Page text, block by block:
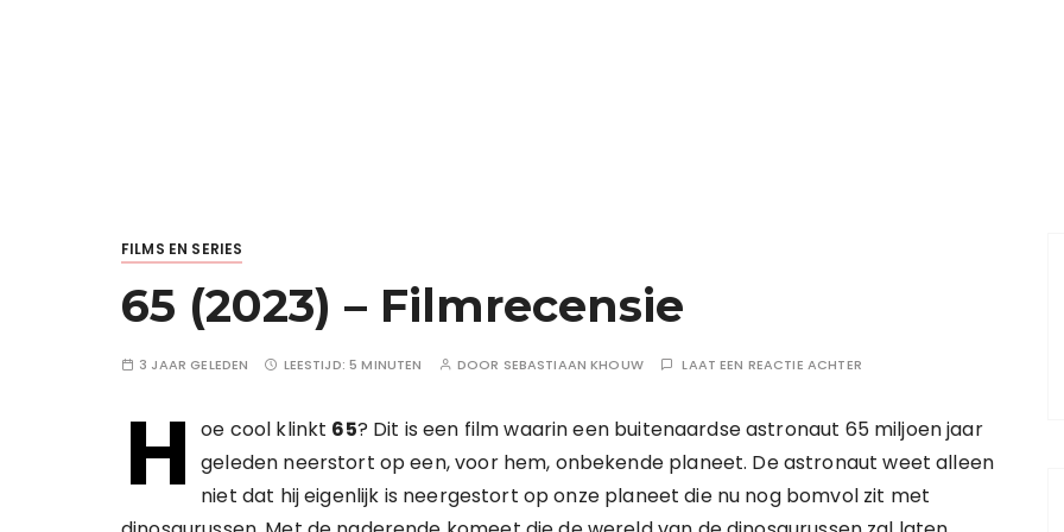
FILMS EN SERIES
65 (2023) – Filmrecensie
3 JAAR GELEDEN LEESTIJD:5 MINUTEN DOOR SEBASTIAAN KHOUW LAAT EEN REACTIE ACHTER
H oe cool klinkt 65? Dit is een film waarin een buitenaardse astronaut 65 miljoen jaar
geleden neerstort op een, voor hem, onbekende planeet. De astronaut weet alleen
niet dat hij eigenlijk is neergestort op onze planeet die nu nog bomvol zit met